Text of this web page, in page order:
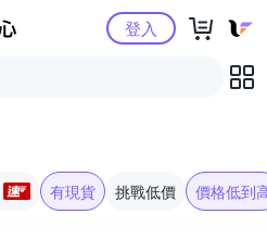
Yahoo購物中心登入
有現貨 挑戰低價 價格低到